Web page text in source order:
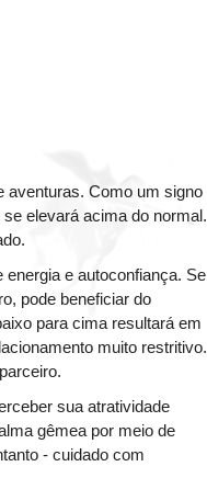
aventuras. Como um signo
elevará acima do normal.
e autoconfiança. Se
pode beneficiar do
para cima resultará em
muito restritivo.
sua atratividade
gêmea por meio de
- cuidado com